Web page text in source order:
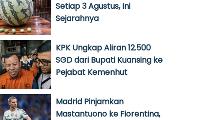
Setiap 3 Agustus, Ini
Sejarahnya
KPK Ungkap Aliran 12.500
SGD dari Bupati Kuansing ke
Pejabat Kemenhut
Madrid Pinjamkan
Mastantuono ke Fiorentina,